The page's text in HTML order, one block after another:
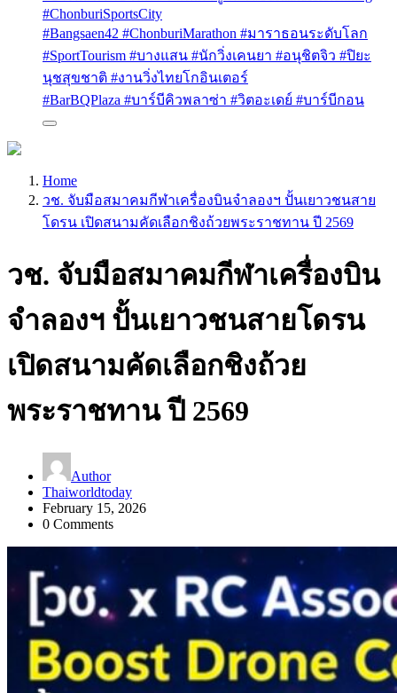
#ChonburiSportsCity
#Bangsaen42 #ChonburiMarathon #มาราธอนระดับโลก
#SportTourism #บางแสน #นักวิ่งเคนยา #อนุชิตจิว #ปิยะ
นุชสุขชาติ #งานวิ่งไทยโกอินเตอร์
#BarBQPlaza #บาร์บีคิวพลาซ่า #วิตอะเดย์ #บาร์บีกอน
Home
วช. จับมือสมาคมกีฬาเครื่องบินจำลองฯ ปั้นเยาวชนสาย
โดรน เปิดสนามคัดเลือกชิงถ้วยพระราชทาน ปี 2569
วช. จับมือสมาคมกีฬาเครื่องบิน
จำลองฯ ปั้นเยาวชนสายโดรน
เปิดสนามคัดเลือกชิงถ้วย
พระราชทาน ปี 2569
Author
Thaiworldtoday
February 15, 2026
0 Comments